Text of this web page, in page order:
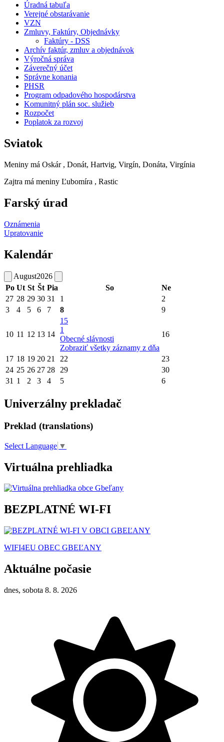
Úradná tabuľa
Verejné obstarávanie
VZN
Zmluvy, Faktúry, Objednávky
Faktúry - DSS
Archív faktúr, zmluv a objednávok
Výročná správa
Záverečný účet
Správne konania
PHSR
Program odpadového hospodárstva
Komunitný plán soc. služieb
Rozpočet
Poplatok za rozvoj
Sviatok
Meniny má Oskár , Donát, Hartvig, Virgín, Donáta, Virgínia
Zajtra má meniny Ľubomíra , Rastic
Farský úrad
Oznámenia
Upratovanie
Kalendár
August2026
Po Ut St Št Pia So
Ne
27 28 29 30 31 1
2
3
4 5 6 7 8 9
10 11 12 13 14
15
1
Obecné slávnosti
Zobraziť všetky záznamy z dňa
16
17 18 19 20 21 22
23
24 25 26 27 28 29
30
31 1 2 3 4 5 6
Univerzálny prekladač
Preklad (translations)
Select Language ▼
Virtuálna prehliadka
BEZPLATNÉ WI-FI
WIFI4EU OBEC GBEĽANY
Aktuálne počasie
dnes, sobota 8. 8. 2026